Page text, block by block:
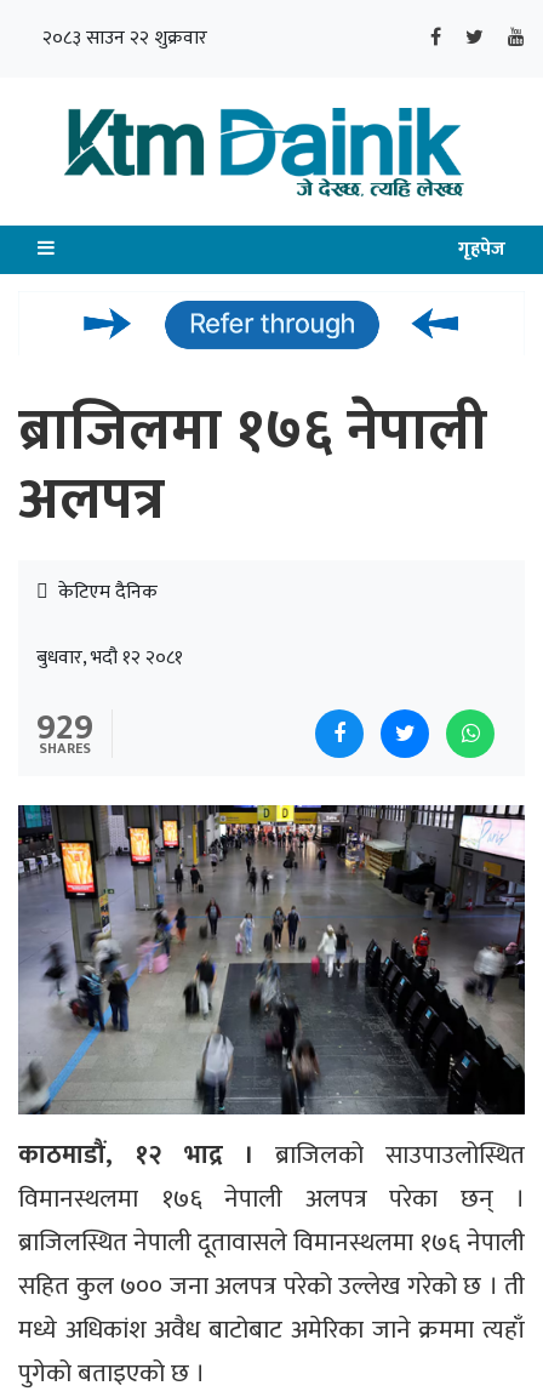
२०८३ साउन २२ शुक्रवार
गृहपेज
ब्राजिलमा १७६ नेपाली
अलपत्र
केटिएम दैनिक
बुधवार, भदौ १२ २०८१
929
SHARES
काठमाडौं, १२ भाद्र ।ब्राजिलको साउपाउलोस्थित
विमानस्थलमा १७६ नेपाली अलपत्र परेका छन् ।
ब्राजिलस्थित नेपाली दूतावासले विमानस्थलमा १७६ नेपाली
सहित कुल ७०० जना अलपत्र परेको उल्लेख गरेको छ । ती
मध्ये अधिकांश अवैध बाटोबाट अमेरिका जाने क्रममा त्यहाँ
पुगेको बताइएको छ ।